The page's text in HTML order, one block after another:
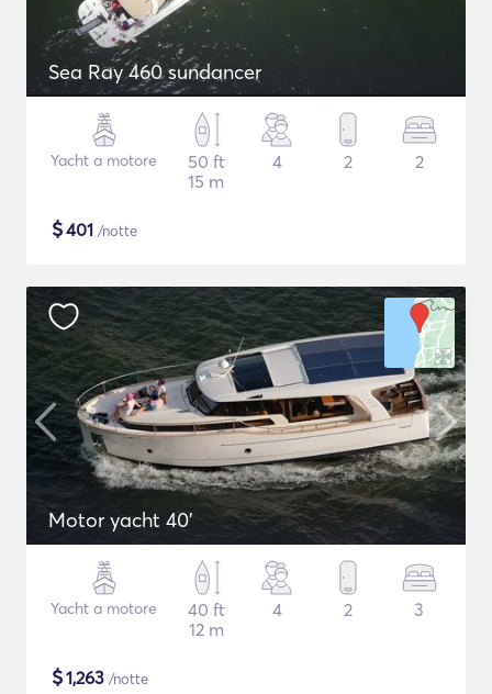
Sea Ray 460 sundancer
Yacht a motore
50 ft
15 m
4 2 2
$401 /notte
Motor yacht 40'
Yacht a motore
40 ft
12 m
4 2 3
$1,263 /notte